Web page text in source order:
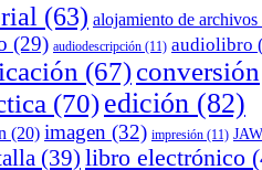
(63) alojamiento de archivos
(29) audiodescripción (11) audiolibro
(67)conversión
(70)edición (82)
(20) imagen (32) impresión (11)
(39) libro electrónico